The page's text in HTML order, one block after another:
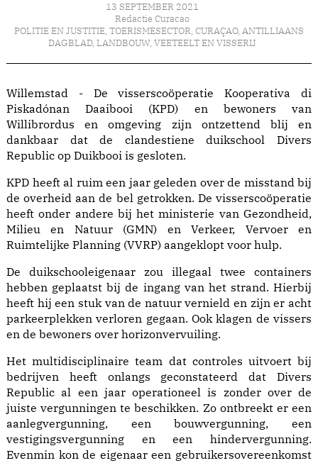
13 SEPTEMBER 2021
Redactie Curacao
POLITIE EN JUSTITIE, TOERISMESECTOR, CURAÇAO, ANTILLIAANS
DAGBLAD, LANDBOUW, VEETEELT EN VISSERIJ
Willemstad - De visserscoöperatie Kooperativa di
Piskadónan Daaibooi (KPD) en bewoners van
Willibrordus en omgeving zijn ontzettend blij en
dankbaar dat de clandestiene duikschool Divers
Republic op Duikbooi is gesloten.
KPD heeft al ruim een jaar geleden over de misstand bij
de overheid aan de bel getrokken. De visserscoöperatie
heeft onder andere bij het ministerie van Gezondheid,
Milieu en Natuur (GMN) en Verkeer, Vervoer en
Ruimtelijke Planning (VVRP) aangeklopt voor hulp.
De duikschooleigenaar zou illegaal twee containers
hebben geplaatst bij de ingang van het strand. Hierbij
heeft hij een stuk van de natuur vernield en zijn er acht
parkeerplekken verloren gegaan. Ook klagen de vissers
en de bewoners over horizonvervuiling.
Het multidisciplinaire team dat controles uitvoert bij
bedrijven heeft onlangs geconstateerd dat Divers
Republic al een jaar operationeel is zonder over de
juiste vergunningen te beschikken. Zo ontbreekt er een
aanlegvergunning, een bouwvergunning, een
vestigingsvergunning en een hindervergunning.
Evenmin kon de eigenaar een gebruikersovereenkomst